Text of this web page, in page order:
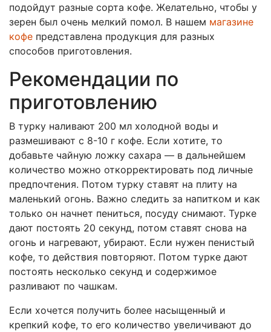
подойдут разные сорта кофе. Желательно, чтобы у
зерен был очень мелкий помол. В нашем магазине
кофе представлена продукция для разных
способов приготовления.
Рекомендации по
приготовлению
В турку наливают 200 мл холодной воды и
размешивают с 8-10 г кофе. Если хотите, то
добавьте чайную ложку сахара — в дальнейшем
количество можно откорректировать под личные
предпочтения. Потом турку ставят на плиту на
маленький огонь. Важно следить за напитком и как
только он начнет пениться, посуду снимают. Турке
дают постоять 20 секунд, потом ставят снова на
огонь и нагревают, убирают. Если нужен пенистый
кофе, то действия повторяют. Потом турке дают
постоять несколько секунд и содержимое
разливают по чашкам.
Если хочется получить более насыщенный и
крепкий кофе, то его количество увеличивают до